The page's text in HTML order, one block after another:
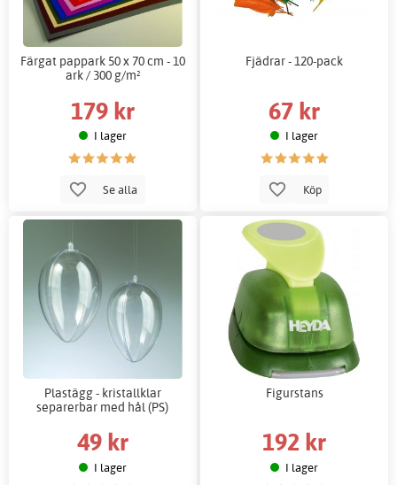
Färgat pappark 50 x 70 cm - 10
ark / 300 g/m²
179 kr
I lager
Se alla
Fjädrar - 120-pack
67 kr
I lager
Köp
Plastägg - kristallklar
separerbar med hål (PS)
49 kr
I lager
Figurstans
192 kr
I lager